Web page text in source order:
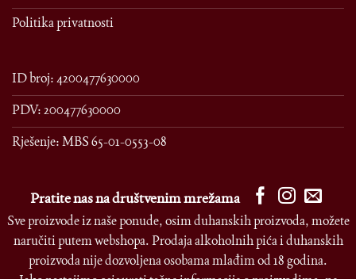
Politika privatnosti
ID broj: 4200477630000
PDV: 200477630000
Rješenje: MBS 65-01-0553-08
Pratite nas na društvenim mrežama
Sve proizvode iz naše ponude, osim duhanskih proizvoda, možete
naručiti putem webshopa. Prodaja alkoholnih pića i duhanskih
proizvoda nije dozvoljena osobama mlađim od 18 godina.